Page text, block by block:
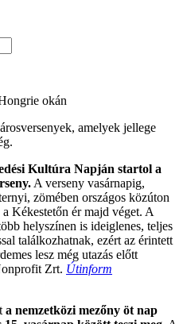
okán
amelyek jellege
Kultúra Napján startol a
A verseny vasárnapig,
zömében országos közúton
Kékestetőn ér majd véget. A
helyszínen is ideiglenes, teljes
találkozhatnak, ezért az érintett
lesz még utazás előtt
Zrt. Útinform
a nemzetközi mezőny öt nap